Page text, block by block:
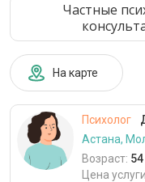
Частные
На карте
Психолог
Астана,
Возраст:
Цена